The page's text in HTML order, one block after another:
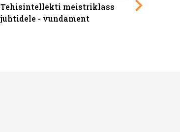
Tehisintellekti meistriklass
juhtidele - vundament